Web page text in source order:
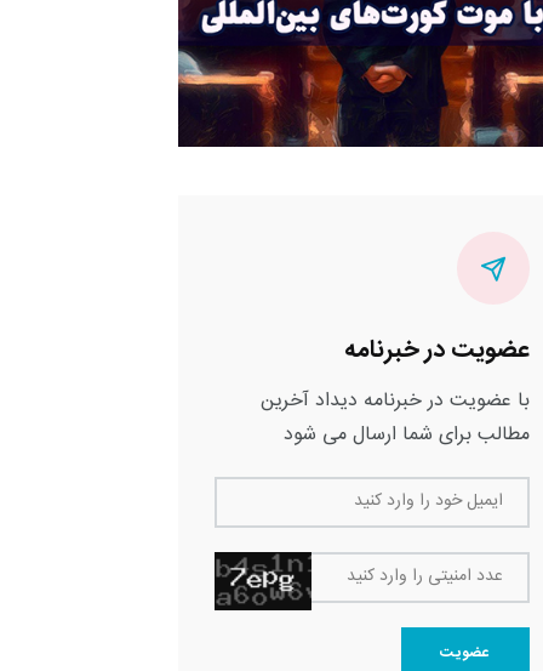
عضویت در خبرنامه
با عضویت در خبرنامه دیداد آخرین
مطالب برای شما ارسال می شود
ایمیل خود را وارد کنید
عدد امنیتی را وارد کنید
عضویت